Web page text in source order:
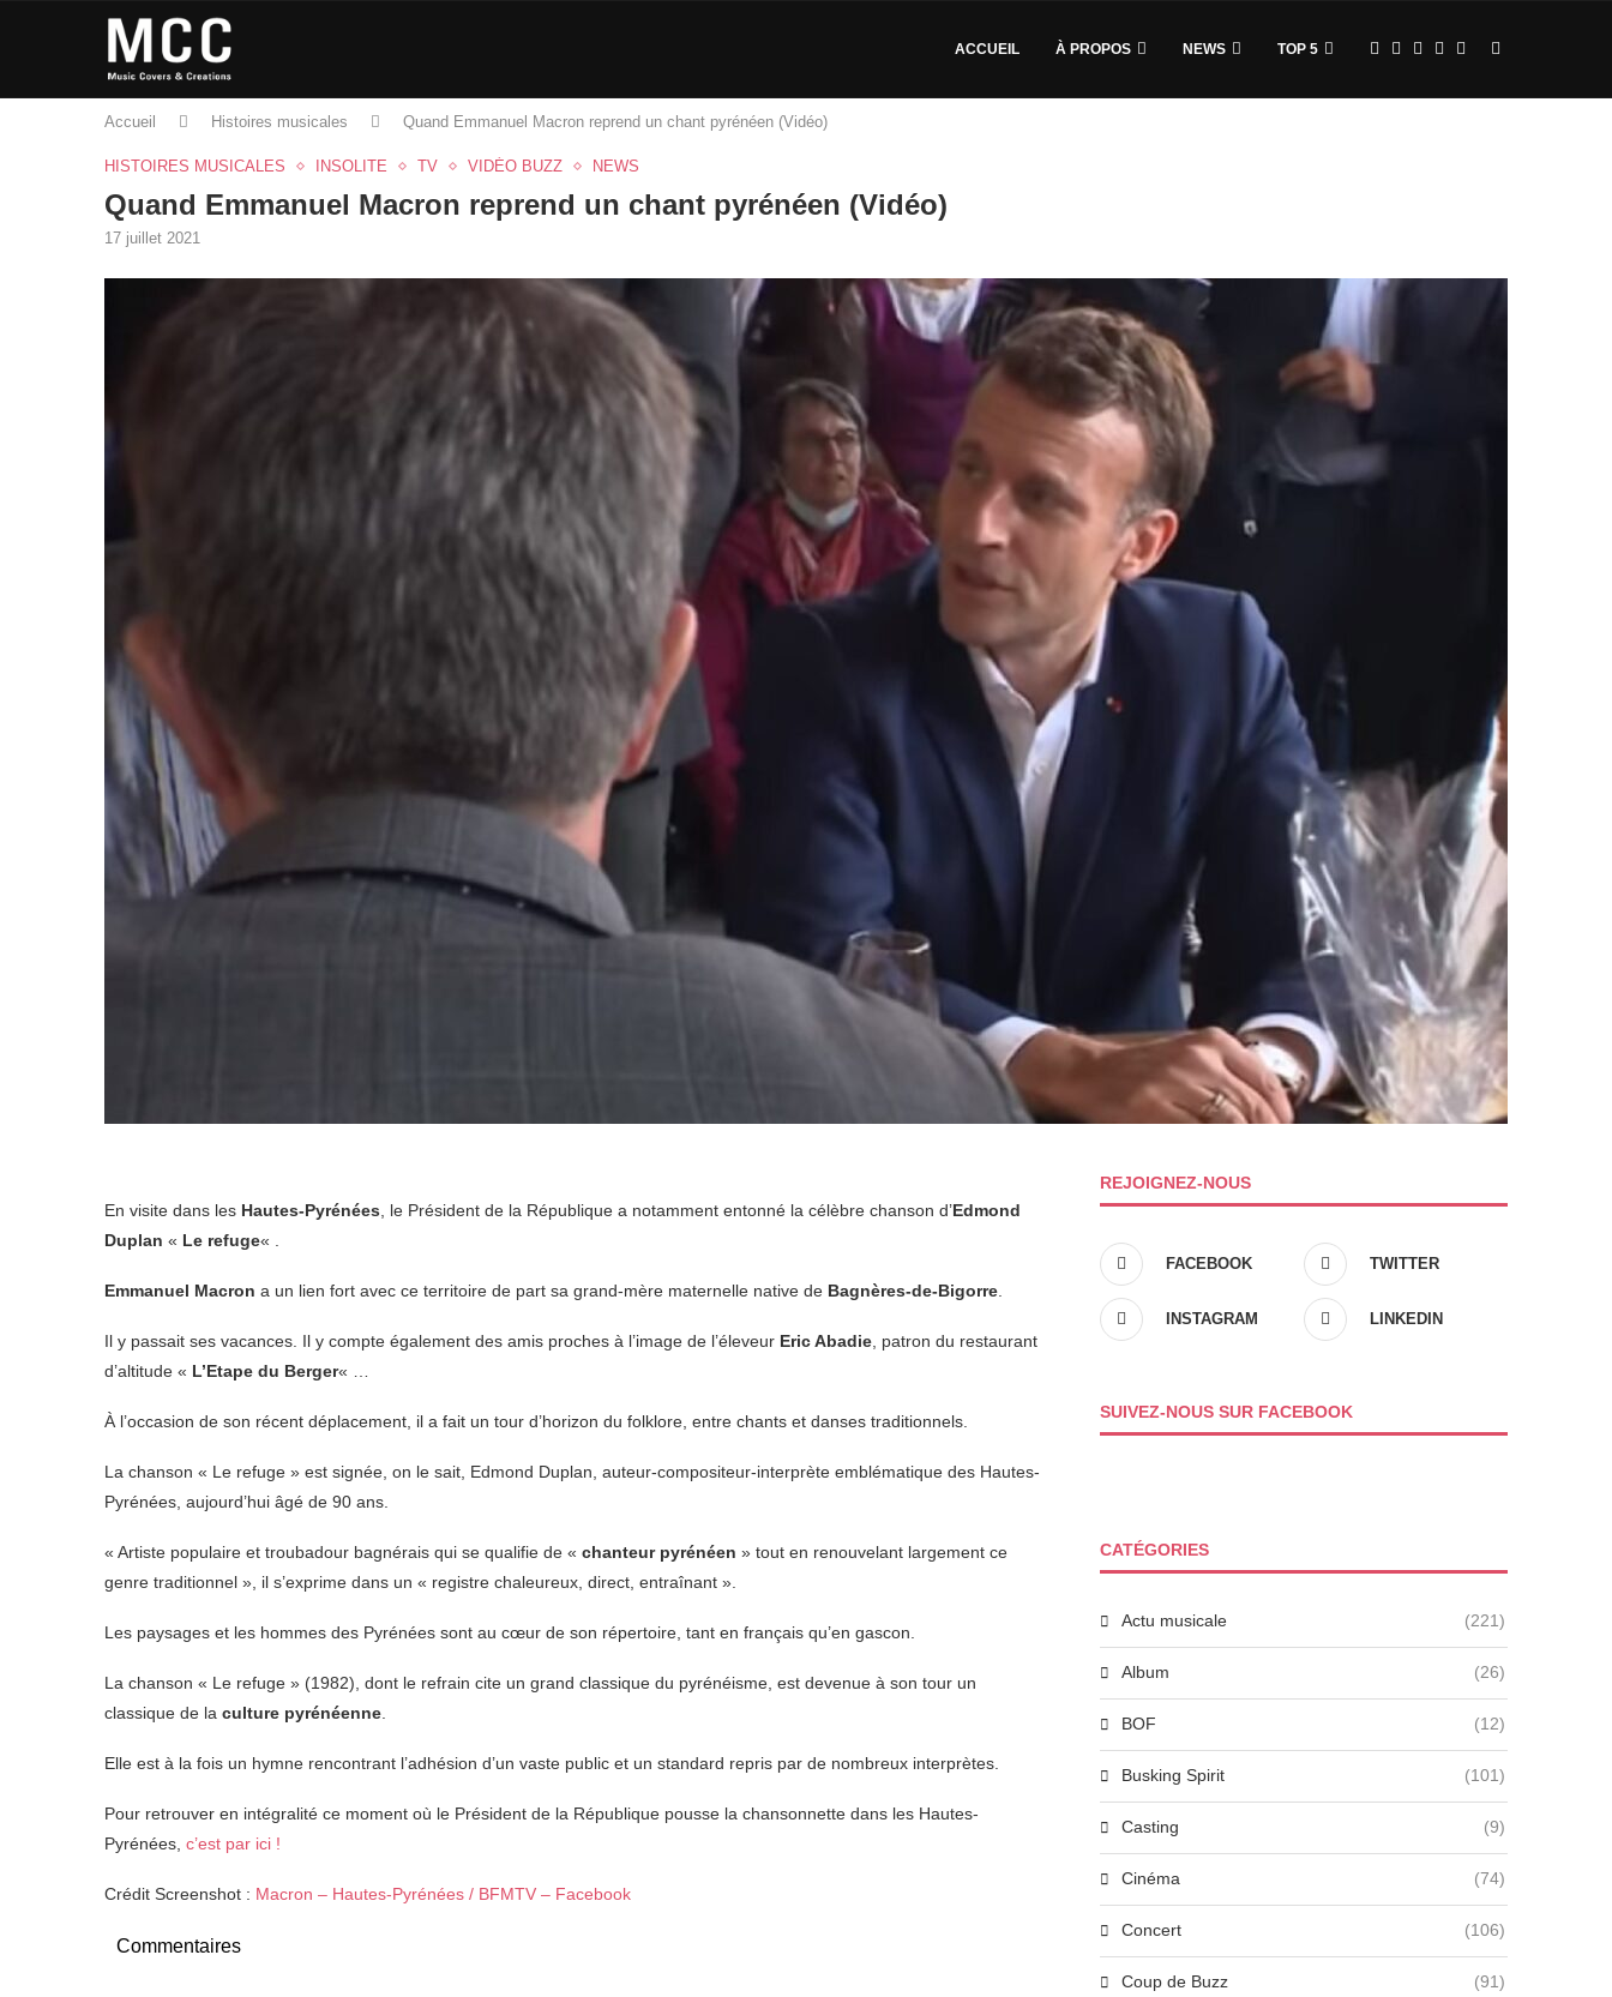
ACCUEIL À PROPOS NEWS TOP 5
Accueil Histoires musicales Quand Emmanuel Macron reprend un chant pyrénéen (Vidéo)
HISTOIRES MUSICALES INSOLITE TV VIDÉO BUZZ NEWS
Quand Emmanuel Macron reprend un chant pyrénéen (Vidéo)
17 juillet 2021
En visite dans les Hautes-Pyrénées , le Président de la République a notamment entonné la célèbre chanson d’Edmond
Duplan « Le refuge« .
Emmanuel Macron a un lien fort avec ce territoire de part sa grand-mère maternelle native de Bagnères-de-Bigorre
Il y passait ses vacances. Il y compte également des amis proches à l’image de l’éleveur Eric Abadie , patron du restaurant
d’altitude « L’Etape du Berger« …
À l’occasion de son récent déplacement, il a fait un tour d’horizon du folklore, entre chants et danses traditionnels.
La chanson « Le refuge » est signée, on le sait, Edmond Duplan, auteur-compositeur-interprète emblématique des Hautes-
Pyrénées, aujourd’hui âgé de 90 ans.
« Artiste populaire et troubadour bagnérais qui se qualifie de « chanteur pyrénéen » tout en renouvelant largement ce
genre traditionnel », il s’exprime dans un « registre chaleureux, direct, entraînant ».
Les paysages et les hommes des Pyrénées sont au cœur de son répertoire, tant en français qu’en gascon.
La chanson « Le refuge » (1982), dont le refrain cite un grand classique du pyrénéisme, est devenue à son tour un
classique de la culture pyrénéenne
Elle est à la fois un hymne rencontrant l’adhésion d’un vaste public et un standard repris par de nombreux interprètes.
Pour retrouver en intégralité ce moment où le Président de la République pousse la chansonnette dans les Hautes-
Pyrénées, c’est par ici !
Crédit Screenshot : Macron – Hautes-Pyrénées / BFMTV – Facebook
Commentaires
REJOIGNEZ-NOUS
FACEBOOK TWITTER
INSTAGRAM LINKEDIN
SUIVEZ-NOUS SUR FACEBOOK
CATÉGORIES
Actu musicale (221)
Album (26)
BOF (12)
Busking Spirit (101)
Casting (9)
Cinéma (74)
Concert (106)
Coup de Buzz (91)